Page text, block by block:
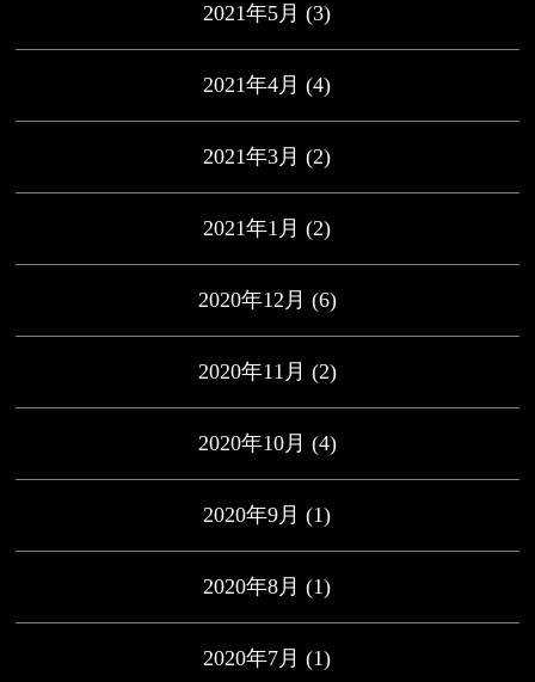
2021年5月 (3)
2021年4月 (4)
2021年3月 (2)
2021年1月 (2)
2020年12月 (6)
2020年11月 (2)
2020年10月 (4)
2020年9月 (1)
2020年8月 (1)
2020年7月 (1)